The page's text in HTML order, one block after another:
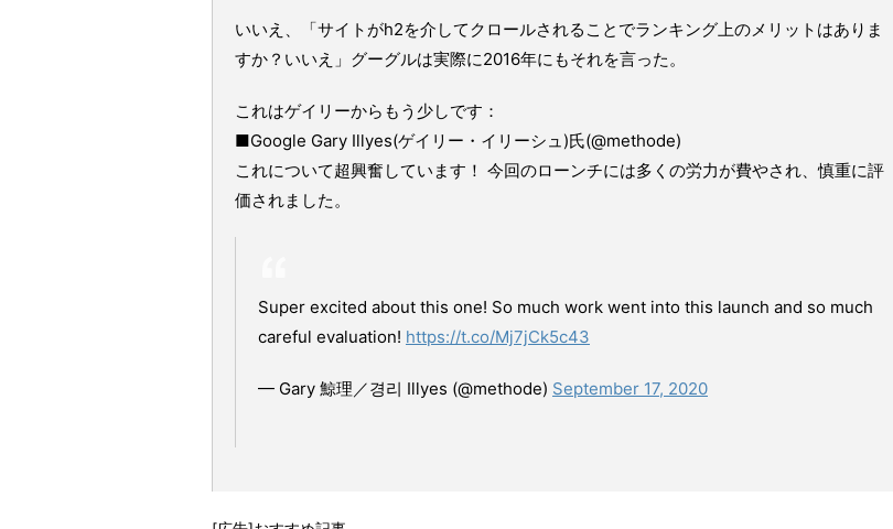
いいえ、「サイトがh2を介してクロールされることでランキング上のメリットはありま
すか？いいえ」グーグルは実際に2016年にもそれを言った。
これはゲイリーからもう少しです：
■Google Gary Illyes(ゲイリー・イリーシュ)氏(@methode)
これについて超興奮しています！ 今回のローンチには多くの労力が費やされ、慎重に評
価されました。
Super excited about this one! So much work went into this launch and so much
careful evaluation! https://t.co/Mj7jCk5c43
— Gary 鯨理／경리 Illyes (@methode) September 17, 2020